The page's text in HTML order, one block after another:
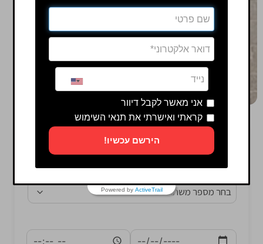
אני מאשר לקבל דיוור
קראתי ואישרתי את תנאי השימוש
הירשם עכשיו!
Powered by ActiveTrail